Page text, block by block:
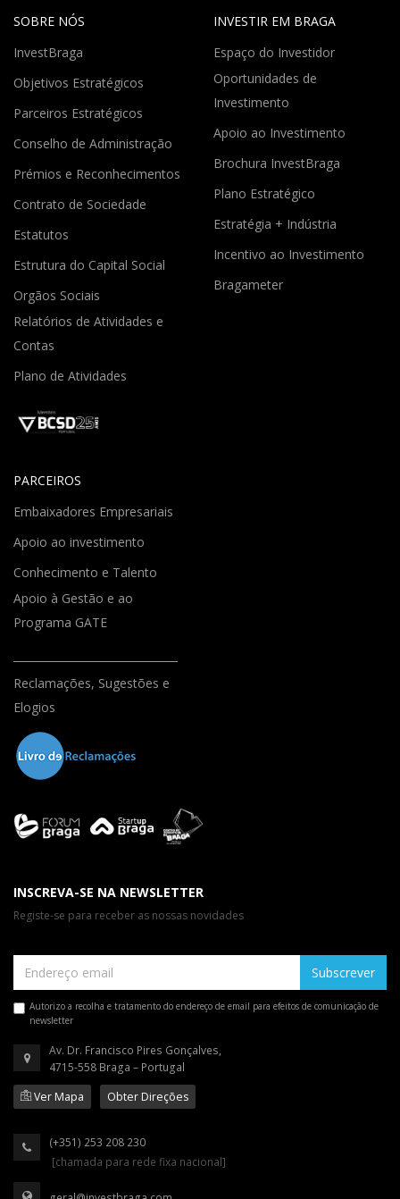
SOBRE NÓS
InvestBraga
Objetivos Estratégicos
Parceiros Estratégicos
Conselho de Administração
Prémios e Reconhecimentos
Contrato de Sociedade
Estatutos
Estrutura do Capital Social
Orgãos Sociais
Relatórios de Atividades e
Contas
Plano de Atividades
INVESTIR EM BRAGA
Espaço do Investidor
Oportunidades de
Investimento
Apoio ao Investimento
Brochura InvestBraga
Plano Estratégico
Estratégia + Indústria
Incentivo ao Investimento
Bragameter
PARCEIROS
Embaixadores Empresariais
Apoio ao investimento
Conhecimento e Talento
Apoio à Gestão e ao
Programa GATE
Reclamações, Sugestões e
Elogios
INSCREVA-SE NA NEWSLETTER
Registe-se para receber as nossas novidades
Subscrever
Autorizo a recolha e tratamento do endereço de email para efeitos de comunicação de
newsletter
Av. Dr. Francisco Pires Gonçalves,
4715-558 Braga – Portugal
Ver Mapa
Obter Direções
(+351) 253 208 230
[chamada para rede fixa nacional]